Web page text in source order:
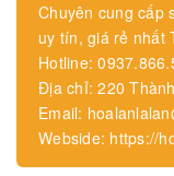
Chuyên cung cấp
uy tín, giá rẻ nhất
Hotline:
Địa chỉ: 220
Email:
Webside: https://